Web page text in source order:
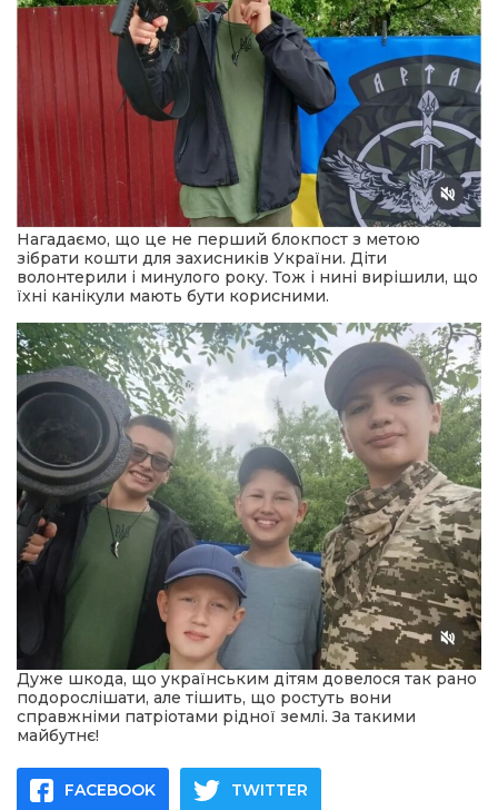
Нагадаємо, що це не перший блокпост з метою
зібрати кошти для захисників України. Діти
волонтерили і минулого року. Тож і нині вирішили, що
їхні канікули мають бути корисними.
Дуже шкода, що українським дітям довелося так рано
подорослішати, але тішить, що ростуть вони
справжніми патріотами рідної землі. За такими
майбутнє!
FACEBOOK TWITTER